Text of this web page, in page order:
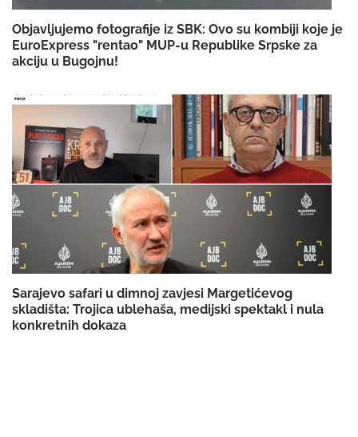
Objavljujemo fotografije iz SBK: Ovo su kombiji koje je
EuroExpress "rentao" MUP-u Republike Srpske za
akciju u Bugojnu!
Sarajevo safari u dimnoj zavjesi Margetićevog
skladišta: Trojica ublehaša, medijski spektakl i nula
konkretnih dokaza